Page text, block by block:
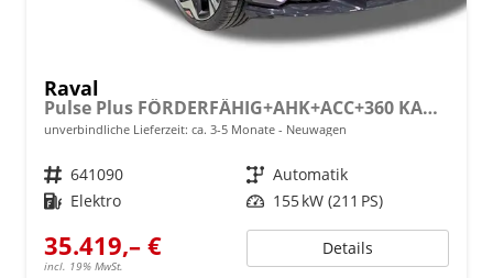
Raval
Pulse Plus FÖRDERFÄHIG+AHK+ACC+360 KAM+KLIMA+KESSY+LED+18" ALU
unverbindliche Lieferzeit: ca. 3-5 Monate Neuwagen
Fahrzeugnr. 641090 Getriebe Automatik
Kraftstoff Elektro Leistung 155 kW (211 PS)
35.419,– €
incl. 19% MwSt.
Details